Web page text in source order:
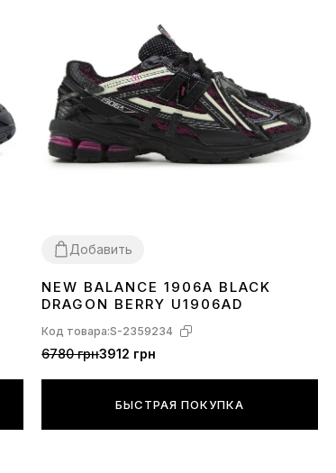
Добавить
3637 3839404142 4344 45
NEW BALANCE 1906A BLACK
DRAGON BERRY U1906AD
Код товара:S-2359234
6780 грн3912 грн
БЫСТРАЯ ПОКУПКА